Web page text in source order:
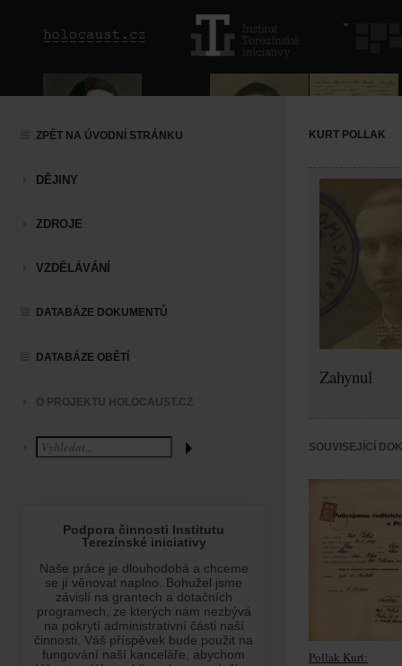
ZPĚT NA ÚVODNÍ STRÁNKU
DĚJINY
ZDROJE
VZDĚLÁVÁNÍ
DATABÁZE DOKUMENTŮ
DATABÁZE OBĚTÍ
O PROJEKTU HOLOCAUST.CZ
KURT POLLAK
Zahynul
SOUVISEJÍCÍ
Pollak Kurt: